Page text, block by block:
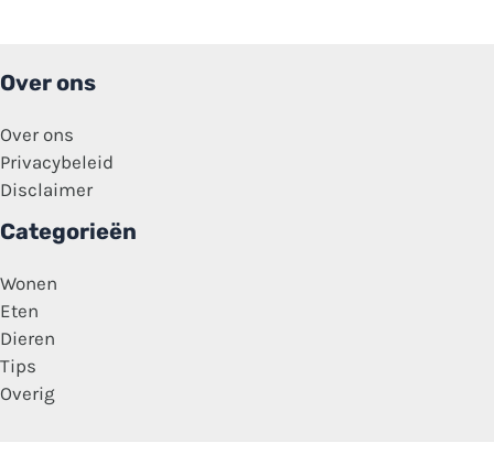
slikken’
Over ons
Over ons
Privacybeleid
Disclaimer
Categorieën
Wonen
Eten
Dieren
Tips
Overig